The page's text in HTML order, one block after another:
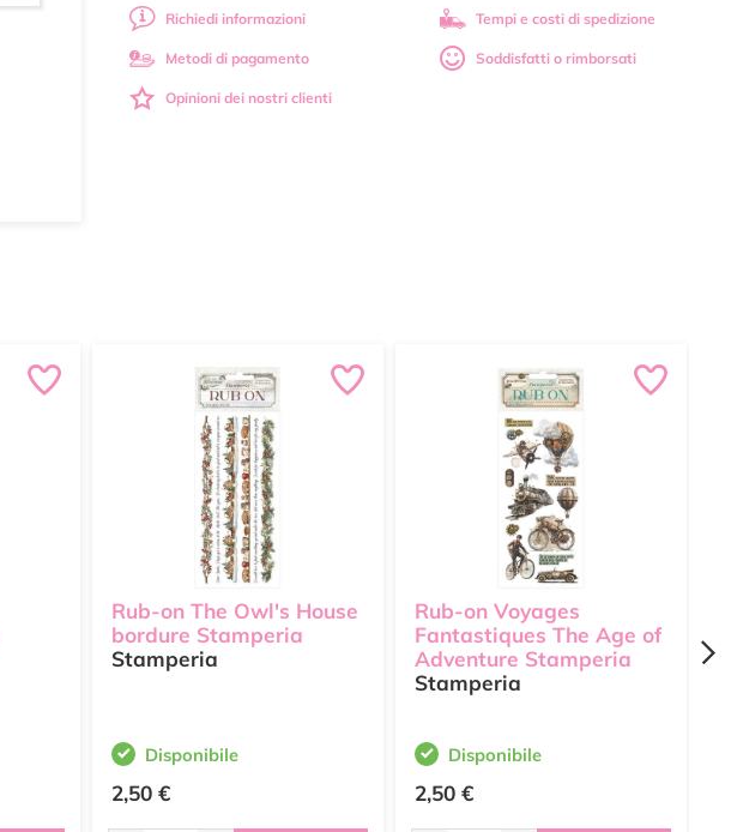
Richiedi informazioni Tempi e costi di spedizione
Metodi di pagamento Soddisfatti o rimborsati
Opinioni dei nostri clienti
Rub-on The Owl's House
bordure Stamperia
Stamperia
Disponibile
2,50 €
Rub-on Voyages
Fantastiques The Age of
Adventure Stamperia
Stamperia
Disponibile
2,50 €